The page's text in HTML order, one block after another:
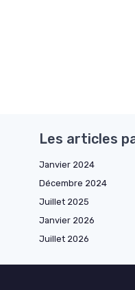
Les articles
Janvier 2024
Décembre 2024
Juillet 2025
Janvier 2026
Juillet 2026